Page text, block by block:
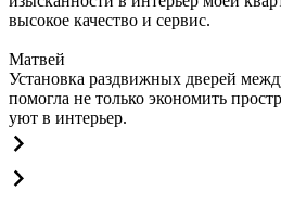
высокое качество и сервис.
Матвей
Установка раздвижных дверей
помогла не только экономить
уют в интерьер.